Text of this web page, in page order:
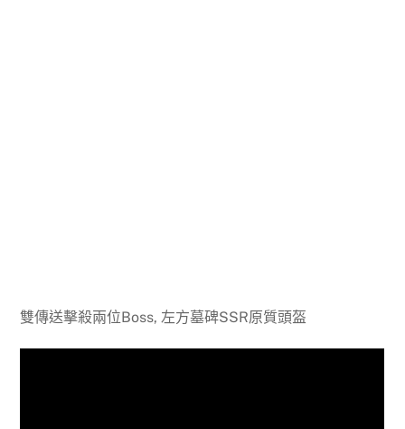
雙傳送擊殺兩位Boss, 左方墓碑SSR原質頭盔